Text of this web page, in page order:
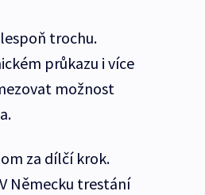
trochu.
průkazu i více
možnost
za dílčí krok.
Německu trestání